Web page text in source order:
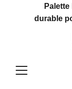
durable